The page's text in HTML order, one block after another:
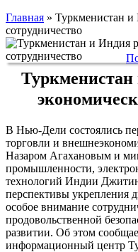
Главная » Туркменистан и
сотрудничество
В Нью-Дели состоялись
торговли и
Назаром Агахановым и
промышленности,
технологий Индии
перспективы укрепления
особое внимание
продовольственной
развитии. Об этом
информационный центр